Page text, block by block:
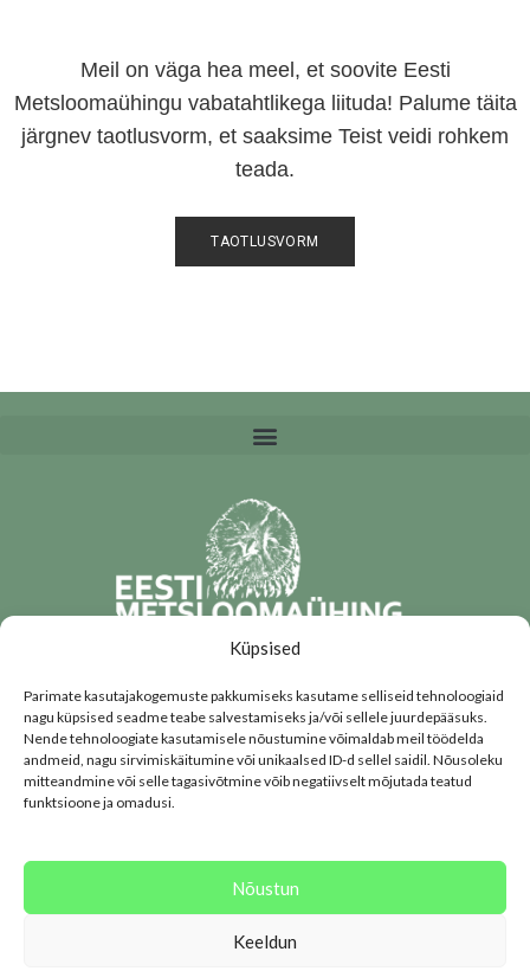
Küpsised
Parimate kasutajakogemuste pakkumiseks kasutame selliseid tehnoloogiaid
nagu küpsised seadme teabe salvestamiseks ja/või sellele juurdepääsuks.
Nende tehnoloogiate kasutamisele nõustumine võimaldab meil töödelda
andmeid, nagu sirvimiskäitumine või unikaalsed ID-d sellel saidil. Nõusoleku
mitteandmine või selle tagasivõtmine võib negatiivselt mõjutada teatud
funktsioone ja omadusi.
Nõustun
Keeldun
Meil on väga hea meel, et soovite Eesti
Metsloomaühingu vabatahtlikega liituda! Palume täita
järgnev taotlusvorm, et saaksime Teist veidi rohkem
teada.
TAOTLUSVORM
KIRJUTA MEILE 😊
Annetused:
EESTI METSLOOMAÜHING EE952200221067573100
Nr 9009933 – annetad 5€
Nr 9009955 – annetad 25€